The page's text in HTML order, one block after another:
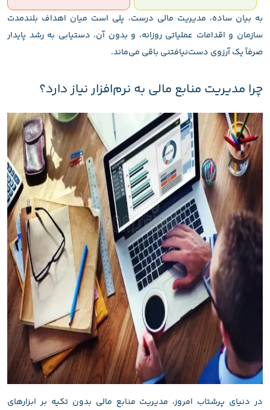
به بیان ساده، مدیریت مالی درست، پلی است میان اهداف بلندمدت
سازمان و اقدامات عملیاتی روزانه، و بدون آن، دستیابی به رشد پایدار
صرفاً یک آرزوی دست‌نیافتنی باقی می‌ماند.
چرا مدیریت منابع مالی به نرم‌افزار نیاز دارد؟
در دنیای پرشتاب امروز، مدیریت منابع مالی بدون تکیه بر ابزارهای